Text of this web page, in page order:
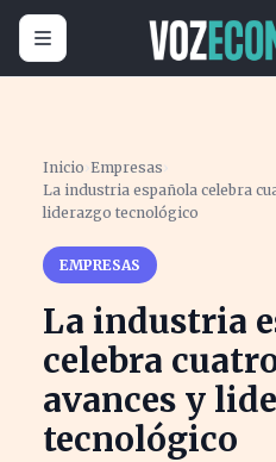
Inicio ›Empresas ›
La industria española celebra
liderazgo tecnológico
EMPRESAS
La industria
celebra
avances y
tecnológico